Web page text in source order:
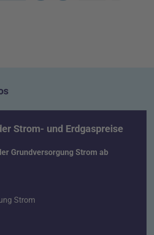
Strom- und Erdgaspreise
Grundversorgung Strom ab
Strom